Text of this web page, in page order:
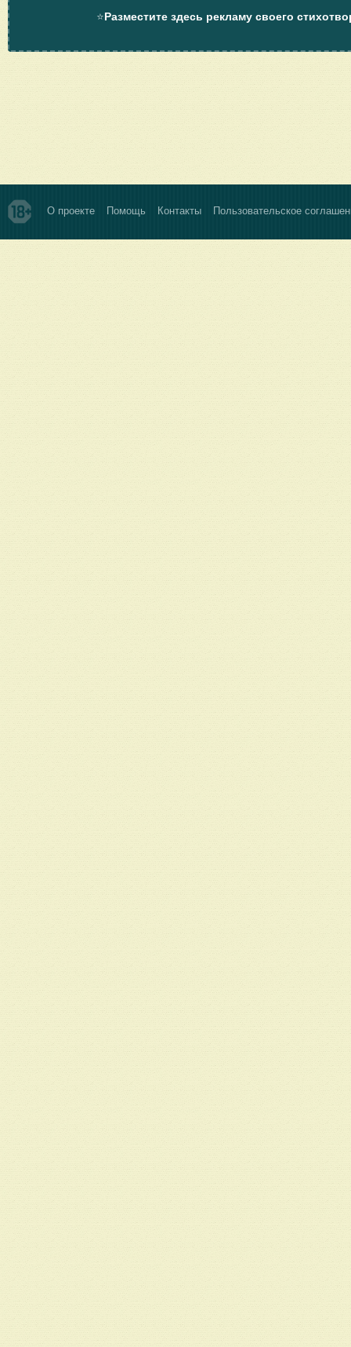
⭐Разместите здесь рекламу своего
О проекте Помощь Контакты Пользовательское